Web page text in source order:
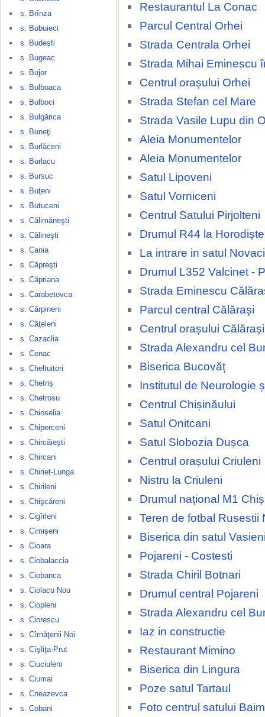
s. Brînza
s. Bubuieci
s. Budeşti
s. Bugeac
s. Bujor
s. Bulboaca
s. Bulboci
s. Bulgărica
s. Buneţi
s. Burlăceni
s. Burlacu
s. Bursuc
s. Buţeni
s. Butuceni
s. Călimăneşti
s. Călineşti
s. Cania
s. Căpreşti
s. Căpriana
s. Carabetovca
s. Cărpineni
s. Căţeleni
s. Cazaclia
s. Cenac
s. Cheltuitori
s. Chetriş
s. Chetrosu
s. Chioselia
s. Chiperceni
s. Chircăieşti
s. Chircani
s. Chiriet-Lunga
s. Chirileni
s. Chişcăreni
s. Cigîrleni
s. Cimişeni
s. Cioara
s. Ciobalaccia
s. Ciobanca
s. Ciolacu Nou
s. Ciopleni
s. Ciorescu
s. Cîrnăţenii Noi
s. Cîşliţa-Prut
s. Ciuciuleni
s. Ciumai
s. Cneazevca
s. Cobani
Restaurantul La Conac
Parcul Central Orhei
Strada Centrala Orhei
Strada Mihai Eminescu
Centrul orașului Orhei
Strada Stefan cel Mare
Strada Vasile Lupu din
Aleia Monumentelor
Aleia Monumentelor
Satul Lipoveni
Satul Vorniceni
Centrul Satului Pirjolteni
Drumul R44 la Horodiște
La intrare in satul Novaci
Drumul L352 Valcinet -
Strada Eminescu
Parcul central Călărași
Centrul orașului Călărași
Strada Alexandru cel
Biserica Bucovăț
Institutul de Neurologie
Centrul Chișinăului
Satul Onitcani
Satul Slobozia Dușca
Centrul orașului Criuleni
Nistru la Criuleni
Drumul național M1
Teren de fotbal Rusestii
Biserica din satul
Pojareni - Costesti
Strada Chiril Botnari
Drumul central Pojareni
Strada Alexandru cel
Iaz in constructie
Restaurant Mimino
Biserica din Lingura
Poze satul Tartaul
Foto centrul satului